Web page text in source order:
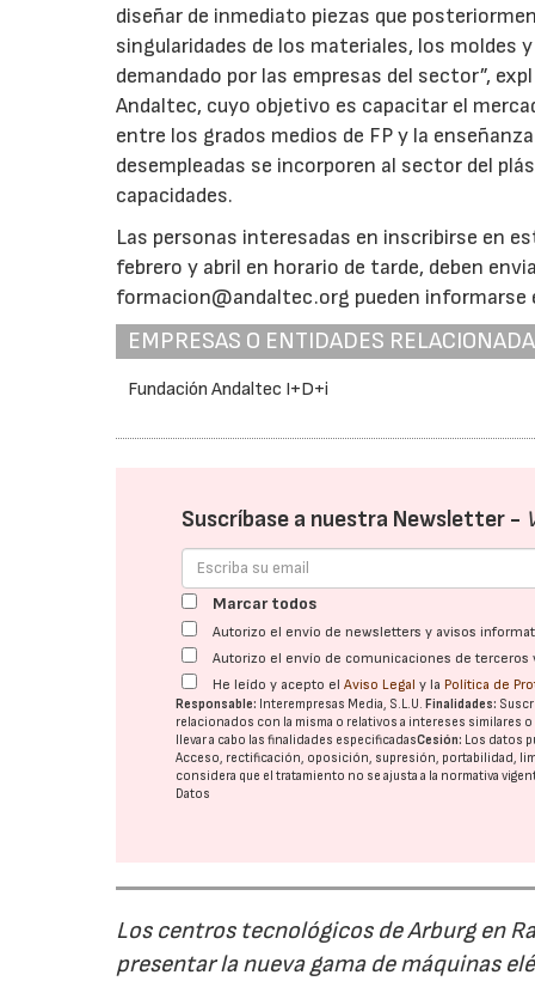
diseñar de inmediato piezas que
singularidades de los materiales, los moldes
demandado por las empresas del sector”,
Andaltec, cuyo objetivo es capacitar el
entre los grados medios de FP y la
desempleadas se incorporen al sector del
capacidades.
Las personas interesadas en inscribirse en
febrero y abril en horario de tarde, deben
formacion@andaltec.org pueden informarse
EMPRESAS O ENTIDADES
Fundación Andaltec I+D+i
Suscríbase a nuestra Newsletter -
Marcar todos
Autorizo el envío de newsletters y avisos
Autorizo el envío de comunicaciones de
He leído y acepto elAviso Legal y la Política de
Responsable: Interempresas Media, S.L.U.Finalidades:
relacionados con la misma o relativos a intereses similares
llevar a cabo las finalidades especificadasCesión: Los datos
Acceso, rectificación, oposición, supresión, portabilidad,
considera que el tratamiento no se ajusta a la normativa
Datos
Los centros tecnológicos de Arburg en
presentar la nueva gama de máquinas